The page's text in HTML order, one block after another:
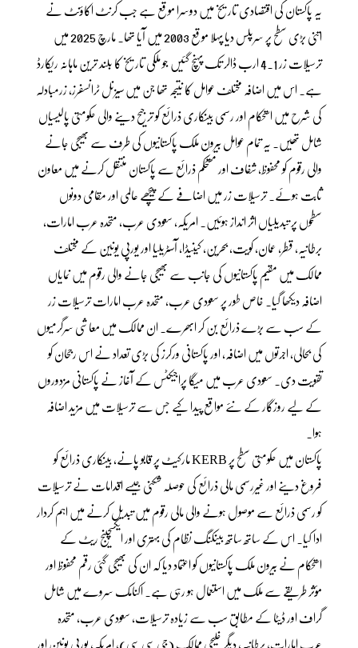
یہ پاکستان کی اقتصادی تاریخ میں دوسرا موقع ہے جب کرنٹ اکاؤنٹ نے
اتنی بڑی سطح پر سرپلس دیا پہلا موقع 2003 میں آیا تھا۔ مارچ 2025 میں
ترسیلات زر 4.1 ارب ڈالر تک پہنچ گئیں جو ملکی تاریخ کا بلند ترین ماہانہ ریکارڈ
ہے۔ اس میں اضافہ مختلف عوامل کا نتیجہ تھا جن میں سیزنل ٹرانسفرز، زرمبادلہ
کی شرح میں استحکام اور رسمی بینکاری ذرائع کو ترجیح دینے والی حکومتی پالیسیاں
شامل تھیں۔ یہ تمام عوامل بیرون ملک پاکستانیوں کی طرف سے بھیجی جانے
والی رقوم کو محفوظ، شفاف اور مستحکم ذرائع سے پاکستان منتقل کرنے میں معاون
ثابت ہوئے۔ ترسیلات زر میں اضافے کے پیچھے عالمی اور مقامی دونوں
سطحوں پر تبدیلیاں اثر انداز ہوئیں۔ امریکہ، سعودی عرب، متحدہ عرب امارات،
برطانیہ، قطر، عمان، کویت، بحرین، کینیڈا، آسٹریلیا اور یورپی یونین کے مختلف
ممالک میں مقیم پاکستانیوں کی جانب سے بھیجی جانے والی رقوم میں نمایاں
اضافہ دیکھا گیا۔ خاص طور پر سعودی عرب، متحدہ عرب امارات ترسیلات زر
کے سب سے بڑے ذرائع بن کر ابھرے۔ ان ممالک میں معاشی سرگرمیوں
کی بحالی، اجرتوں میں اضافہ، اور پاکستانی ورکرز کی بڑی تعداد نے اس رجحان کو
تقویت دی۔ سعودی عرب میں میگا پراجیکٹس کے آغاز نے پاکستانی مزدوروں
کے لیے روزگار کے نئے مواقع پیدا کیے جس سے ترسیلات میں مزید اضافہ
ہوا۔
پاکستان میں حکومتی سطح پر KERB مارکیٹ پر قابو پانے، بینکاری ذرائع کو
فروغ دینے اور غیررسمی مالی ذرائع کی حوصلہ شکنی جیسے اقدامات نے ترسیلات
کو رسمی ذرائع سے موصول ہونے والی مالی رقوم میں تبدیل کرنے میں اہم کردار
ادا کیا۔ اس کے ساتھ ساتھ بینکنگ نظام کی بہتری اور ایکسچینج ریٹ کے
استحکام نے بیرون ملک پاکستانیوں کو اعتماد دیا کہ ان کی بھیجی گئی رقم محفوظ اور
مؤثر طریقے سے ملک میں استعمال ہو رہی ہے۔ اکنامک سروے میں شامل
گراف اور ڈیٹا کے مطابق سب سے زیادہ ترسیلات، سعودی عرب، متحدہ